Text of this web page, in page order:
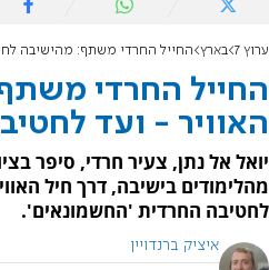
ערוץ 7 בארץ החייל החרדי משתף: מהישיבה לחיל
החייל החרדי
האוויר - ועד
יואל אל נתן, צעיר חרדי, סיפר
מהלימודים בישיבה, דרך חיל
לחטיבה החרדית 'החשמונאים'.
איציק ברנדויין